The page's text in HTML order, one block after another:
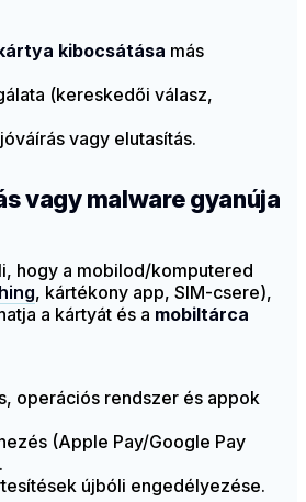
kibocsátása más
(kereskedői válasz,
vagy elutasítás.
vagy malware gyanúja
hogy a mobilod/komputered
, kártékony app, SIM-csere),
a kártyát és a mobiltárca
operációs rendszer és appok
(Apple Pay/Google Pay
újbóli engedélyezése.